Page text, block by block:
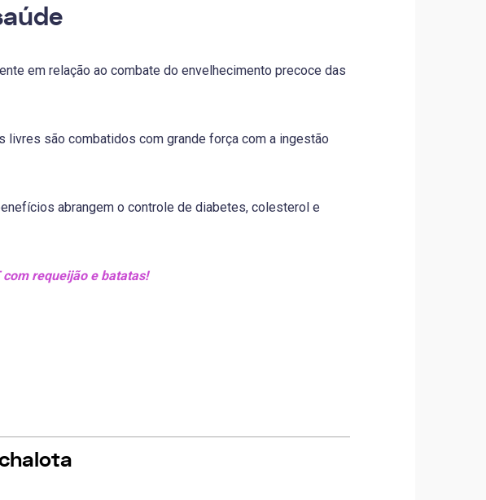
em relação ao combate do envelhecimento precoce das
são combatidos com grande força com a ingestão
abrangem o controle de diabetes, colesterol e
requeijão e batatas!